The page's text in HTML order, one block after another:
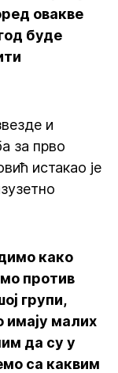
овакве
буде
и
за прво
истакао је
како
против
групи,
имају малих
да су у
са каквим